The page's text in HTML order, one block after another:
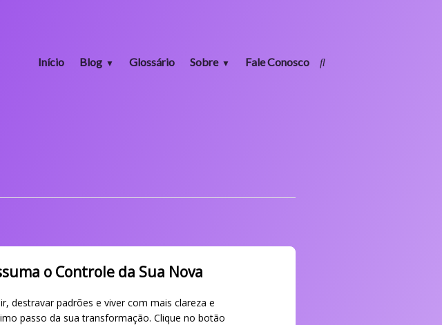
Início Blog Glossário Sobre Fale Conosco
o Controle da Sua Nova
destravar padrões e viver com mais clareza e
passo da sua transformação. Clique no botão